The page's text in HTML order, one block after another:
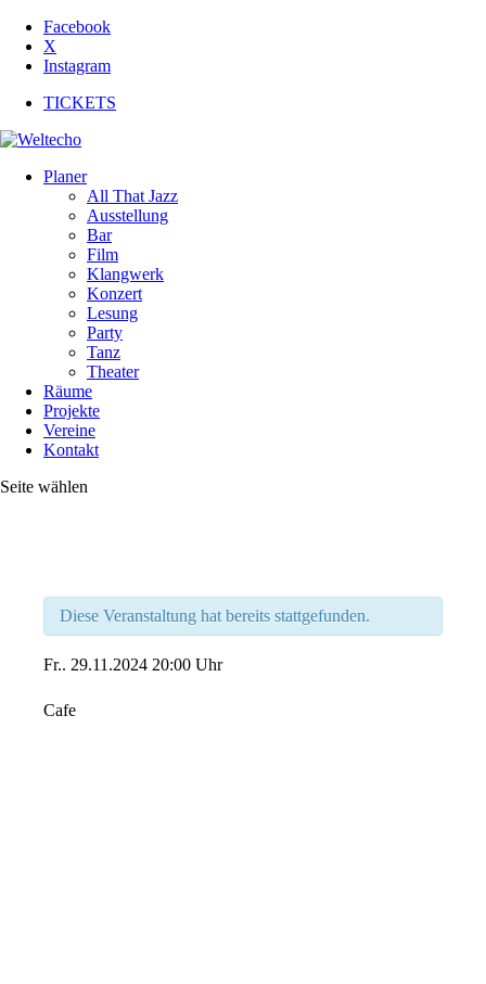
Facebook
X
Instagram
TICKETS
Planer
All That Jazz
Ausstellung
Bar
Film
Klangwerk
Konzert
Lesung
Party
Tanz
Theater
Räume
Projekte
Vereine
Kontakt
Seite wählen
Diese Veranstaltung hat bereits stattgefunden.
Fr.. 29.11.2024 20:00 Uhr
Cafe